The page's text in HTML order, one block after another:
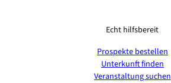
Echt hilfsbereit
Prospekte bestellen
Unterkunft finden
Veranstaltung suchen